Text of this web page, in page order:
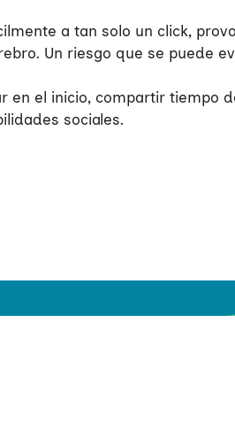
a tan solo un click,
Un riesgo que se puede
en el inicio, compartir tiempo
sociales.